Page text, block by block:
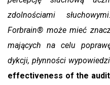
zdolnościami
Forbrain® może mieć
mających na celu
dykcji, płynności
effectiveness of the